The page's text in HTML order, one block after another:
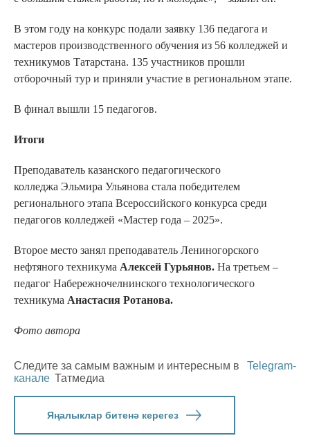
В этом году на конкурс подали заявку 136 педагога и
мастеров производственного обучения из 56 колледжей и
техникумов Татарстана. 135 участников прошли
отборочный тур и приняли участие в региональном этапе.
В финал вышли 15 педагогов.
Итоги
Преподаватель казанского педагогического
колледжа Эльмира Ульянова стала победителем
регионального этапа Всероссийского конкурса среди
педагогов колледжей «Мастер года – 2025».
Второе место занял преподаватель Лениногорского
нефтяного техникума Алексей Гурьянов. На третьем –
педагог Набережночелнинского технологического
техникума Анастасия Ротанова.
Фото автора
Следите за самым важным и интересным в
Telegram-
канале Татмедиа
Яңалыклар битенә керегез